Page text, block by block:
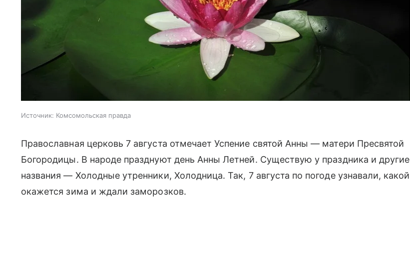
Источник: Комсомольская правда
Православная церковь 7 августа отмечает Успение святой Анны — матери Пресвятой
Богородицы. В народе празднуют день Анны Летней. Существую у праздника и другие
названия — Холодные утренники, Холодница. Так, 7 августа по погоде узнавали, какой
окажется зима и ждали заморозков.